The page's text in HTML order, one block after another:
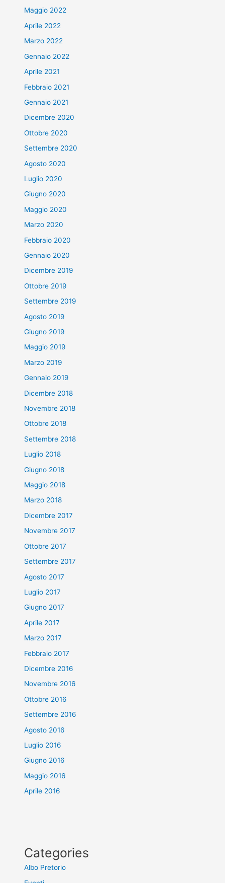
Maggio 2022
Aprile 2022
Marzo 2022
Gennaio 2022
Aprile 2021
Febbraio 2021
Gennaio 2021
Dicembre 2020
Ottobre 2020
Settembre 2020
Agosto 2020
Luglio 2020
Giugno 2020
Maggio 2020
Marzo 2020
Febbraio 2020
Gennaio 2020
Dicembre 2019
Ottobre 2019
Settembre 2019
Agosto 2019
Giugno 2019
Maggio 2019
Marzo 2019
Gennaio 2019
Dicembre 2018
Novembre 2018
Ottobre 2018
Settembre 2018
Luglio 2018
Giugno 2018
Maggio 2018
Marzo 2018
Dicembre 2017
Novembre 2017
Ottobre 2017
Settembre 2017
Agosto 2017
Luglio 2017
Giugno 2017
Aprile 2017
Marzo 2017
Febbraio 2017
Dicembre 2016
Novembre 2016
Ottobre 2016
Settembre 2016
Agosto 2016
Luglio 2016
Giugno 2016
Maggio 2016
Aprile 2016
Categories
Albo Pretorio